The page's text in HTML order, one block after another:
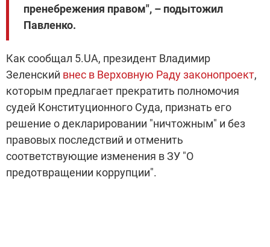
пренебрежения правом", – подытожил
Павленко.
Как сообщал 5.UA, президент Владимир
Зеленский внес в Верховную Раду законопроект,
которым предлагает прекратить полномочия
судей Конституционного Суда, признать его
решение о декларировании "ничтожным" и без
правовых последствий и отменить
соответствующие изменения в ЗУ "О
предотвращении коррупции".